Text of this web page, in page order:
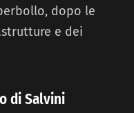
dopo le
e dei
di Salvini